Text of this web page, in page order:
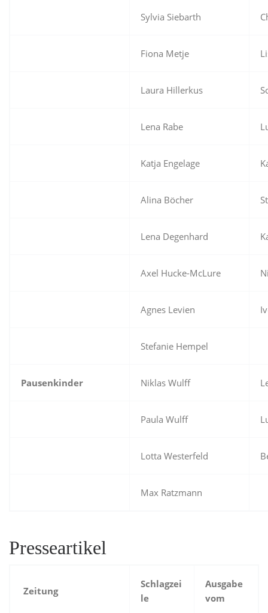
Sylvia Siebarth
Fiona Metje
Laura Hillerkus
Lena Rabe
Katja Engelage
Alina Böcher
Lena Degenhard
Axel Hucke-McLure
Agnes Levien
Stefanie Hempel
Pausenkinder Niklas Wulff
Paula Wulff
Lotta Westerfeld
Max Ratzmann
Presseartikel
Zeitung
Schlagzei
le
Ausgabe
vom